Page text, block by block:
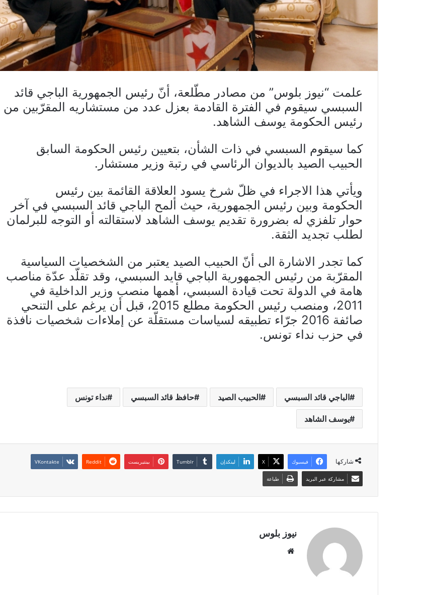
علمت “نيوز بلوس” من مصادر مطّلعة، أنّ رئيس الجمهورية الباجي قائد
السبسي سيقوم في الفترة القادمة بعزل عدد من مستشاريه المقرّبين من
رئيس الحكومة يوسف الشاهد.
كما سيقوم السبسي في ذات الشأن، بتعيين رئيس الحكومة السابق
الحبيب الصيد بالديوان الرئاسي في رتبة وزير مستشار.
ويأتي هذا الاجراء في ظلّ شرخ يسود العلاقة القائمة بين رئيس
الحكومة وبين رئيس الجمهورية، حيث ألمح الباجي قائد السبسي في آخر
حوار تلفزي له بضرورة تقديم يوسف الشاهد لاستقالته أو التوجه للبرلمان
لطلب تجديد الثقة.
كما تجدر الاشارة الى أنّ الحبيب الصيد يعتبر من الشخصيات السياسية
المقرّبة من رئيس الجمهورية الباجي قايد السبسي، وقد تقلّد عدّة مناصب
هامة في الدولة تحت قيادة السبسي، أهمها منصب وزير الداخلية في
2011، ومنصب رئيس الحكومة مطلع 2015، قبل أن يرغم على التنحي
صائفة 2016 جرّاء تطبيقه لسياسات مستقلّة عن إملاءات شخصيات نافذة
في حزب نداء تونس.
الباجي قائد السبسي الحبيب الصيد حافظ قائد السبسي نداء تونس
يوسف الشاهد
شاركها فيسبوك X لينكدإن بينتيريست
مشاركة عبر البريد طباعة
نيوز بلوس